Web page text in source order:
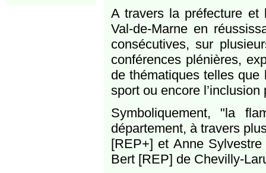
A travers la préfecture et
Val-de-Marne en
consécutives, sur
conférences plénières,
de thématiques telles que
sport ou encore l’inclusion
Symboliquement, "la
département, à travers
[REP+] et Anne
Bert [REP] de Chevilly-